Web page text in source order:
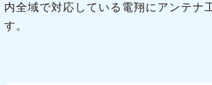
内全域で対応している電翔にアンテナ
す。